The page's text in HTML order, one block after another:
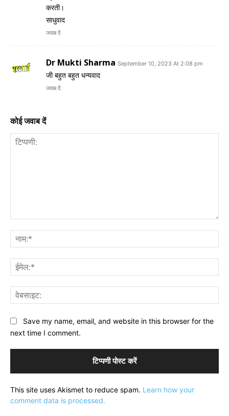
करती।
साधुवाद
जवाब दें
Dr Mukti Sharma September 10, 2023 At 2:08 pm
जी बहुत बहुत धन्यवाद
जवाब दें
कोई जवाब दें
Save my name, email, and website in this browser for the
next time I comment.
This site uses Akismet to reduce spam. Learn how your
comment data is processed.